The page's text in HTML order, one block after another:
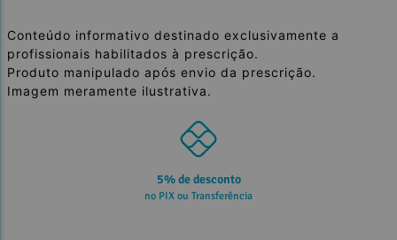
Conteúdo informativo destinado exclusivamente a
profissionais habilitados à prescrição.
Produto manipulado após envio da prescrição.
Imagem meramente ilustrativa.
Parcele em até 10x
sem juros no cartão